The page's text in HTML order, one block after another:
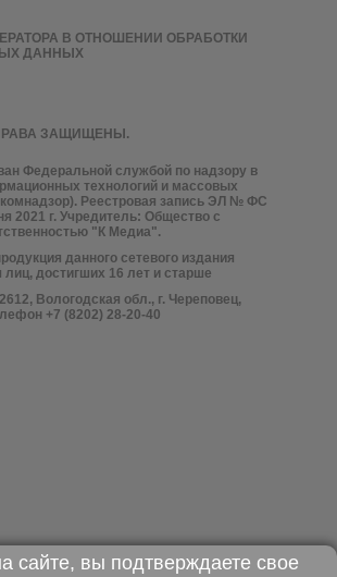
ЗАЩИЩЕНЫ.
Федеральной службой по надзору в
технологий и массовых
Реестровая запись ЭЛ № ФС
2021 г. Учредитель: Общество с
"К Медиа".
данного сетевого издания
лиц, достигших 16 лет и старше
Вологодская обл., г. Череповец,
+7 (8202) 28-20-40
В ОТНОШЕНИИ ОБРАБОТКИ
ДАННЫХ
сайте, вы подтверждаете свое